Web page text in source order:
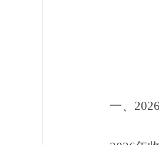
一、 2026